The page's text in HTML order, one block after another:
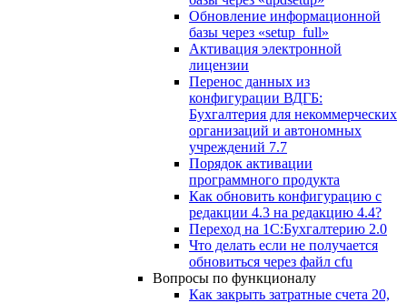
Обновление информационной
базы через «setup_full»
Активация электронной
лицензии
Перенос данных из
конфигурации ВДГБ:
Бухгалтерия для некоммерческих
организаций и автономных
учреждений 7.7
Порядок активации
программного продукта
Как обновить конфигурацию с
редакции 4.3 на редакцию 4.4?
Переход на 1С:Бухгалтерию 2.0
Что делать если не получается
обновиться через файл cfu
Вопросы по функционалу
Как закрыть затратные счета 20,